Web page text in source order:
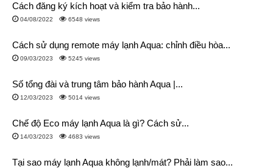
Cách đăng ký kích hoạt và kiểm tra bảo hành...
04/08/2022 6548 views
Cách sử dụng remote máy lạnh Aqua: chỉnh điều hòa...
09/03/2023 5245 views
Số tổng đài và trung tâm bảo hành Aqua |...
12/03/2023 5014 views
Chế độ Eco máy lạnh Aqua là gì? Cách sử...
14/03/2023 4683 views
Tại sao máy lạnh Aqua không lạnh/mát? Phải làm sao...